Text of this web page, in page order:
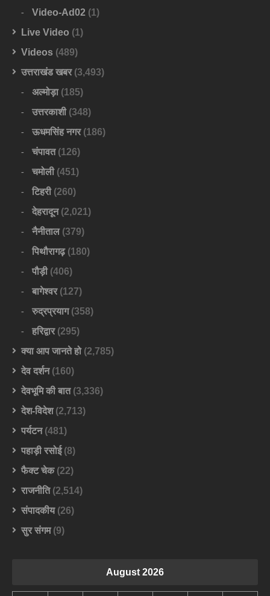
Video-Ad02 (1)
Live Video (1)
Videos (489)
उत्तराखंड खबर(3,493)
अल्मोड़ा(185)
उत्तरकाशी(348)
ऊधमसिंह नगर(186)
चंपावत(126)
चमोली(451)
टिहरी(260)
देहरादून(2,021)
नैनीताल(379)
पिथौरागढ़(180)
पौड़ी(406)
बागेश्वर(127)
रुद्रप्रयाग(358)
हरिद्वार(295)
क्या आप जानते हो(2,785)
देव दर्शन(160)
देवभूमि की बात(3,336)
देश-विदेश(2,713)
पर्यटन(481)
पहाड़ी रसोई(8)
फैक्ट चेक(22)
राजनीति(2,514)
संपादकीय(26)
सुर संगम(9)
August 2026